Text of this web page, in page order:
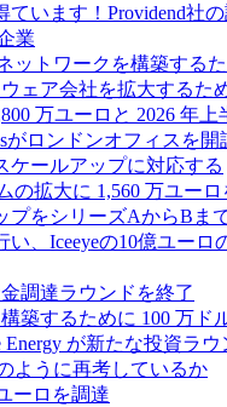
います！Providend社
業
トワークを構築する
ェア会社を拡大するた
万ユーロと 2026 年
がロンドンオフィスを開
ケールアップに対応する
の拡大に 1,560 万ユーロ
をシリーズAからBま
、Iceeyeの10億ユーロ
調達ラウンドを終了
築するために 100 万ド
が新たな投資ラ
ように再考しているか
ーロを調達